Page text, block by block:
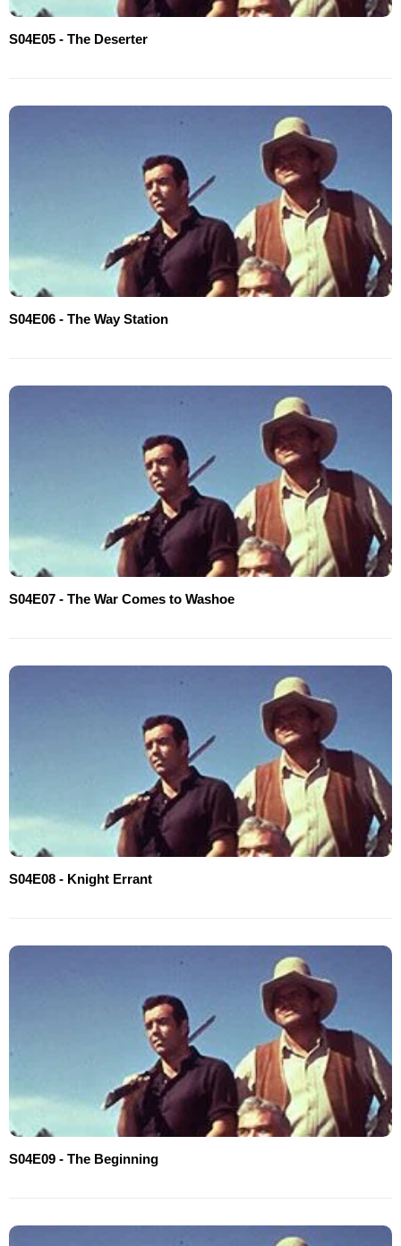
S04E05 - The Deserter
S04E06 - The Way Station
S04E07 - The War Comes to Washoe
S04E08 - Knight Errant
S04E09 - The Beginning